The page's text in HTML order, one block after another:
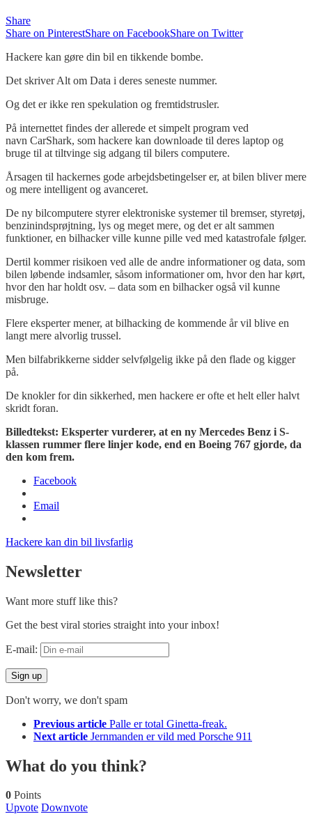
Share
Share on PinterestShare on FacebookShare on Twitter
Hackere kan gøre din bil en tikkende bombe.
Det skriver Alt om Data i deres seneste nummer.
Og det er ikke ren spekulation og fremtidstrusler.
På internettet findes der allerede et simpelt program ved
navn CarShark, som hackere kan downloade til deres laptop og
bruge til at tiltvinge sig adgang til bilers computere.
Årsagen til hackernes gode arbejdsbetingelser er, at bilen bliver mere
og mere intelligent og avanceret.
De ny bilcomputere styrer elektroniske systemer til bremser, styretøj,
benzinindsprøjtning, lys og meget mere, og det er alt sammen
funktioner, en bilhacker ville kunne pille ved med katastrofale følger.
Dertil kommer risikoen ved alle de andre informationer og data, som
bilen løbende indsamler, såsom informationer om, hvor den har kørt,
hvor den har holdt osv. – data som en bilhacker også vil kunne
misbruge.
Flere eksperter mener, at bilhacking de kommende år vil blive en
langt mere alvorlig trussel.
Men bilfabrikkerne sidder selvfølgelig ikke på den flade og kigger
på.
De knokler for din sikkerhed, men hackere er ofte et helt eller halvt
skridt foran.
Billedtekst: Eksperter vurderer, at en ny Mercedes Benz i S-
klassen rummer flere linjer kode, end en Boeing 767 gjorde, da
den kom frem.
Facebook
Email
Hackere kan din bil livsfarlig
Newsletter
Want more stuff like this?
Get the best viral stories straight into your inbox!
E-mail:
Don't worry, we don't spam
more
Previous article Palle er total Ginetta-freak.
Next article Jernmanden er vild med Porsche 911
What do you think?
0 Points
Upvote Downvote